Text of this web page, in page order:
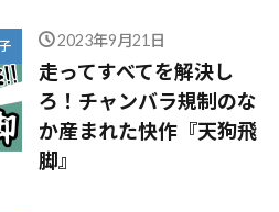
2023年9月21日
走ってすべてを解決し
ろ！チャンバラ規制のな
か産まれた快作『天狗飛
脚』